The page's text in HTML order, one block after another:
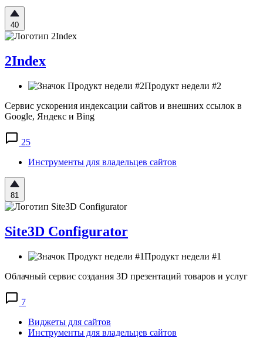
40
2Index
Продукт недели #2
Сервис ускорения индексации сайтов и внешних ссылок в
Google, Яндекс и Bing
25
Инструменты для владельцев сайтов
81
Site3D Configurator
Продукт недели #1
Облачный сервис создания 3D презентаций товаров и услуг
7
Виджеты для сайтов
Инструменты для владельцев сайтов